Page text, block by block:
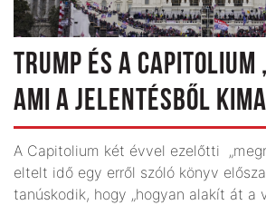
TRUMP ÉS A CAPITOLIUM
AMI A JELENTÉSBŐL
A Capitolium két évvel ezelőtti
eltelt idő egy erről szóló könyv
tanúskodik, hogy „hogyan alakít át a